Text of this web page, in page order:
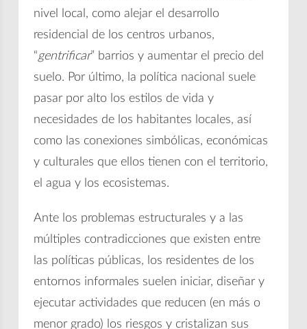
nivel local, como alejar el desarrollo
residencial de los centros urbanos,
“gentrificar” barrios y aumentar el precio del
suelo. Por último, la política nacional suele
pasar por alto los estilos de vida y
necesidades de los habitantes locales, así
como las conexiones simbólicas, económicas
y culturales que ellos tienen con el territorio,
el agua y los ecosistemas.
Ante los problemas estructurales y a las
múltiples contradicciones que existen entre
las políticas públicas, los residentes de los
entornos informales suelen iniciar, diseñar y
ejecutar actividades que reducen (en más o
menor grado) los riesgos y cristalizan sus